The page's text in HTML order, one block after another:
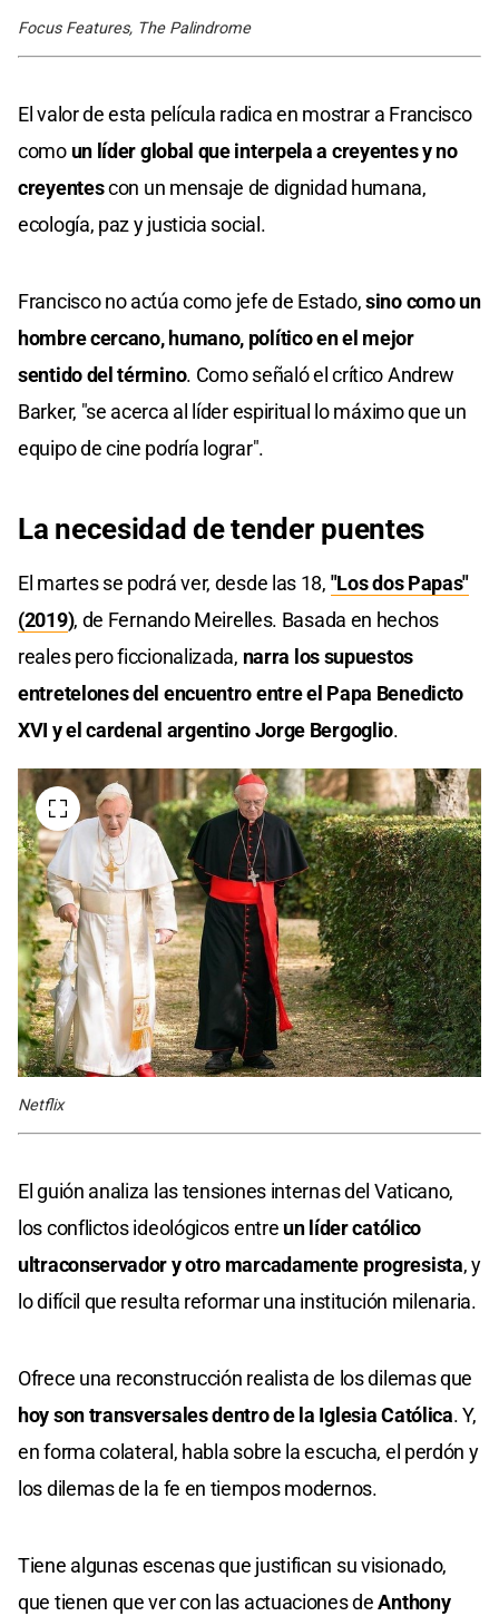
Focus Features, The Palindrome
El valor de esta película radica en mostrar a Francisco
como un líder global que interpela a creyentes y no
creyentescon un mensaje de dignidad humana,
ecología, paz y justicia social.
Francisco no actúa como jefe de Estado,sino como un
hombre cercano, humano, político en el mejor
sentido del término. Como señaló el crítico Andrew
Barker, "se acerca al líder espiritual lo máximo que un
equipo de cine podría lograr".
La necesidad de tender puentes
El martes se podrá ver, desde las 18, "Los dos Papas"
(2019), de Fernando Meirelles. Basada en hechos
reales pero ficcionalizada, narra los supuestos
entretelones del encuentro entre el Papa Benedicto
XVI y el cardenal argentino Jorge Bergoglio.
Netflix
El guión analiza las tensiones internas del Vaticano,
los conflictos ideológicos entre un líder católico
ultraconservador y otro marcadamente progresista, y
lo difícil que resulta reformar una institución milenaria.
Ofrece una reconstrucción realista de los dilemas que
hoy son transversales dentro de la Iglesia Católica. Y,
en forma colateral, habla sobre la escucha, el perdón y
los dilemas de la fe en tiempos modernos.
Tiene algunas escenas que justifican su visionado,
que tienen que ver con las actuaciones deAnthony